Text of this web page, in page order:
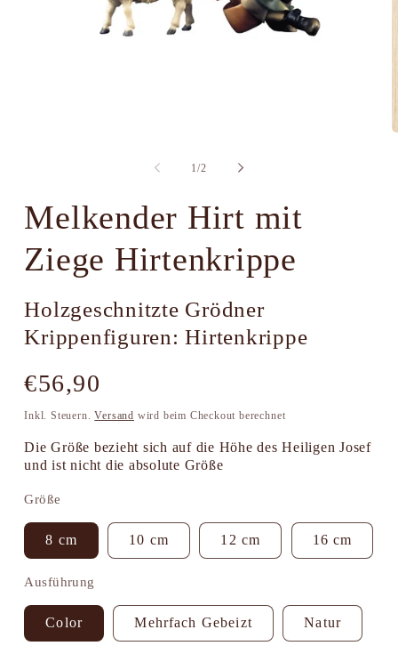
1/von
2
Melkender Hirt mit
Ziege Hirtenkrippe
Holzgeschnitzte Grödner
Krippenfiguren: Hirtenkrippe
Normaler
Preis
€56,90
Inkl. Steuern.Versand wird beim Checkout berechnet
Die Größe bezieht sich auf die Höhe des Heiligen Josef
und ist nicht die absolute Größe
Größe
8 cm 10 cm 12 cm 16 cm
Ausführung
Color Mehrfach Gebeizt Natur